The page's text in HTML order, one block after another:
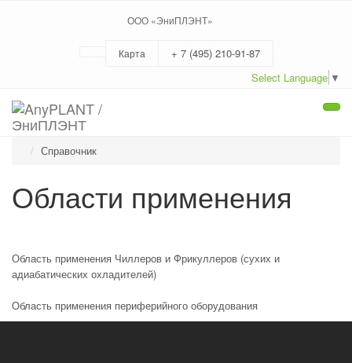
ООО «ЭниПЛЭНТ»
Карта
+ 7 (495) 210-91-87
Select Language ▼
Справочник
Области применения
Область применения Чиллеров и Фрикуллеров (сухих и
адиабатических охладителей)
Область применения периферийного оборудования